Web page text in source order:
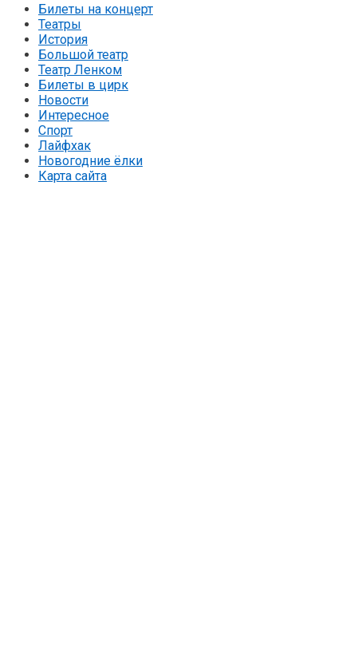
Билеты на концерт
Театры
История
Большой театр
Театр Ленком
Билеты в цирк
Новости
Интересное
Спорт
Лайфхак
Новогодние ёлки
Карта сайта